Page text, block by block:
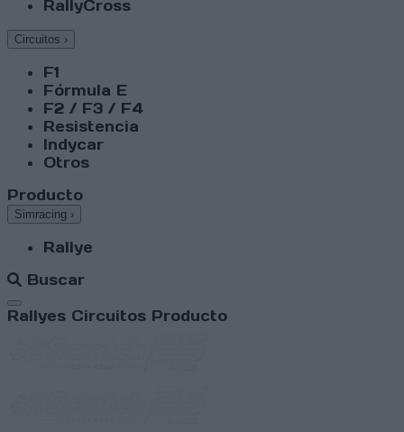
RallyCross
Circuitos ›
F1
Fórmula E
F2 / F3 / F4
Resistencia
Indycar
Otros
Producto
Simracing ›
Rallye
Buscar
Abrir menú
Rallyes Circuitos Producto